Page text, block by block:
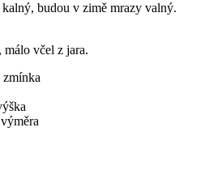
budou v zimě mrazy valný.
včel z jara.
zmínka